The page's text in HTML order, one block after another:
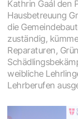
Kathrin Gaál den
Hausbetreuung
die
zuständig,
Reparaturen,
weibliche
Lehrberufen